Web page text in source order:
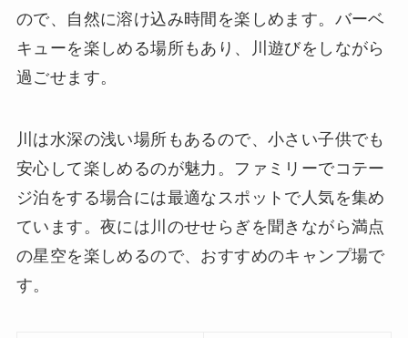
ので、自然に溶け込み時間を楽しめます。バーベ
キューを楽しめる場所もあり、川遊びをしながら
過ごせます。
川は水深の浅い場所もあるので、小さい子供でも
安心して楽しめるのが魅力。ファミリーでコテー
ジ泊をする場合には最適なスポットで人気を集め
ています。夜には川のせせらぎを聞きながら満点
の星空を楽しめるので、おすすめのキャンプ場で
す。